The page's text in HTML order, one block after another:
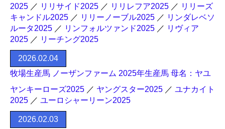
2025 ／ リリサイド2025 ／ リリレフア2025 ／ リリーズ
キャンドル2025 ／ リリーノーブル2025 ／ リンダレベソ
ルータ2025 ／ リンフォルツァンド2025 ／ リヴィア
2025 ／ リーチング2025
2026.02.04
牧場生産馬 ノーザンファーム 2025年生産馬 母名：ヤユ
ヤンキーローズ2025 ／ ヤングスター2025 ／ ユナカイト
2025 ／ ユーロシャーリーン2025
2026.02.03